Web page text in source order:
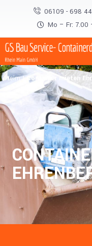
06109 - 698
Mo – Fr: 7.00
Heim|Container mieten